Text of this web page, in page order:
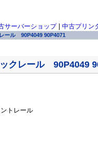
クレール 90P4049
トレール
サーバーショップ| 中古プリン
ール 90P4049 90P4071